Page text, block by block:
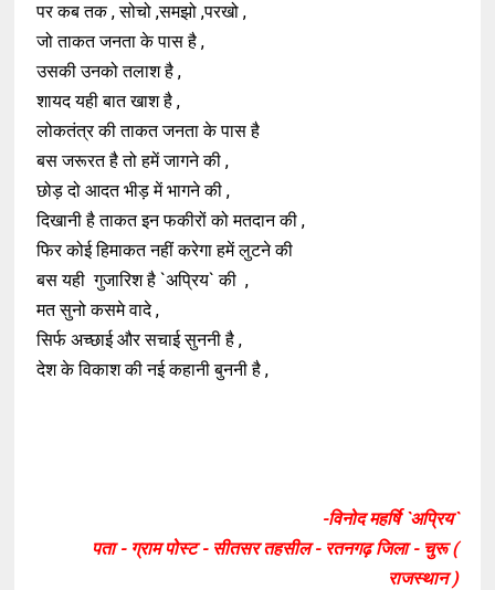
पर कब तक , सोचो ,समझो ,परखो ,
जो ताकत जनता के पास है ,
उसकी उनको तलाश है ,
शायद यही बात खाश है ,
लोकतंत्र की ताकत जनता के पास है
बस जरूरत है तो हमें जागने की ,
छोड़ दो आदत भीड़ में भागने की ,
दिखानी है ताकत इन फकीरों को मतदान की ,
फिर कोई हिमाकत नहीं करेगा हमें लुटने की
बस यही गुजारिश है `अप्रिय` की ,
मत सुनो कसमे वादे ,
सिर्फ अच्छाई और सचाई सुननी है ,
देश के विकाश की नई कहानी बुननी है ,
-विनोद महर्षि `अप्रिय`
पता - ग्राम पोस्ट - सीतसर तहसील - रतनगढ़ जिला - चुरू (
राजस्थान )